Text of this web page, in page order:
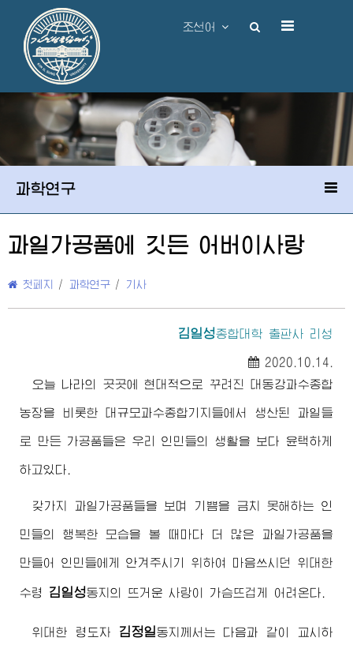
조선어
과학연구
과일가공품에 깃든 어버이 사랑
첫페지 / 과학연구 / 기사
김일성종합대학 출판사 리성
2020.10.14.
오늘 나라의 곳곳에 현대적으로 꾸려진 대동강과수종합
농장을 비롯한 대규모과수종합기지들에서 생산된 과일들
로 만든 가공품들은 우리 인민들의 생활을 보다 윤택하게
하고있다.
갖가지 과일가공품들을 보며 기쁨을 금치 못해하는 인
민들의 행복한 모습을 볼 때마다 더 많은 과일가공품을
만들어 인민들에게 안겨주시기 위하여 마음쓰시던 위대한
수령 김일성동지 의 뜨거운 사랑이 가슴뜨겁게 어려온다.
위대한 령도자 김정일동지 께서는 다음과 같이 교시하